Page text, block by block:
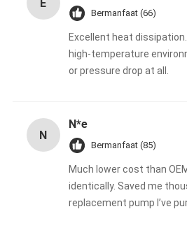
E
Bermanfaat (66)
Excellent heat
high-temperature
or pressure drop at all.
N
N*e
Bermanfaat (85)
Much lower cost than
identically. Saved me
replacement pump I’ve